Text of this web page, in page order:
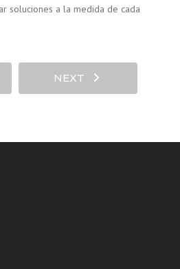
soluciones a la medida de cada
NEXT